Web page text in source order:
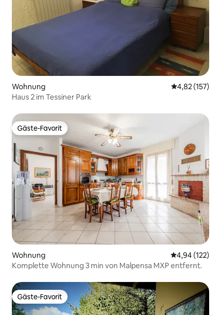
Wohnung
4,82 (157)
Haus 2 im Tessiner Park
Gäste-Favorit
Gäste-Favorit
Wohnung
4,94 (122)
Komplette Wohnung 3 min von Malpensa MXP entfernt.
Gäste-Favorit
Gäste-Favorit